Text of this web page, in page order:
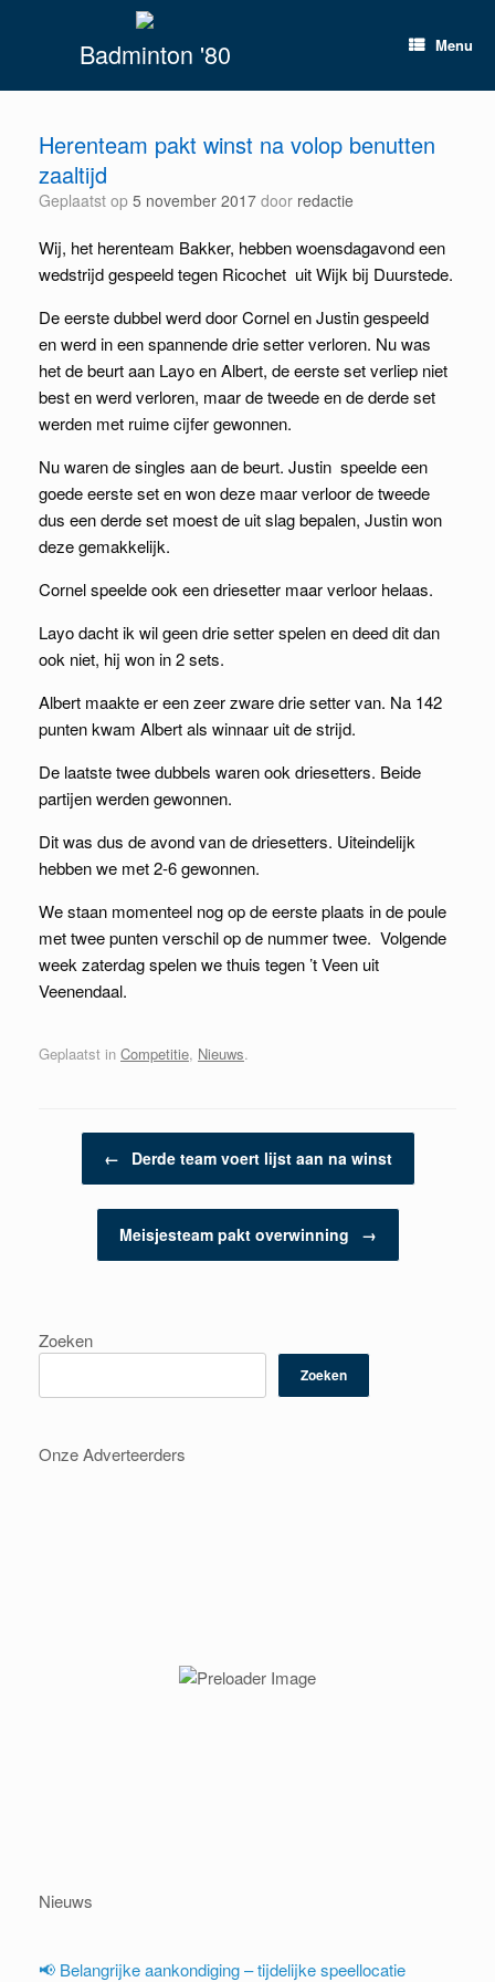
Badminton '80 Menu
Herenteam pakt winst na volop benutten
zaaltijd
Geplaatst op 5 november 2017 door redactie
Wij, het herenteam Bakker, hebben woensdagavond een
wedstrijd gespeeld tegen Ricochet uit Wijk bij Duurstede.
De eerste dubbel werd door Cornel en Justin gespeeld
en werd in een spannende drie setter verloren. Nu was
het de beurt aan Layo en Albert, de eerste set verliep niet
best en werd verloren, maar de tweede en de derde set
werden met ruime cijfer gewonnen.
Nu waren de singles aan de beurt. Justin speelde een
goede eerste set en won deze maar verloor de tweede
dus een derde set moest de uit slag bepalen, Justin won
deze gemakkelijk.
Cornel speelde ook een driesetter maar verloor helaas.
Layo dacht ik wil geen drie setter spelen en deed dit dan
ook niet, hij won in 2 sets.
Albert maakte er een zeer zware drie setter van. Na 142
punten kwam Albert als winnaar uit de strijd.
De laatste twee dubbels waren ook driesetters. Beide
partijen werden gewonnen.
Dit was dus de avond van de driesetters. Uiteindelijk
hebben we met 2-6 gewonnen.
We staan momenteel nog op de eerste plaats in de poule
met twee punten verschil op de nummer twee. Volgende
week zaterdag spelen we thuis tegen ’t Veen uit
Veenendaal.
Geplaatst in Competitie, Nieuws.
Berichtnavigatie
← Derde team voert lijst aan na winst
Meisjesteam pakt overwinning →
Zoeken
Zoeken
Onze Adverteerders
Nieuws
📢 Belangrijke aankondiging – tijdelijke speellocatie